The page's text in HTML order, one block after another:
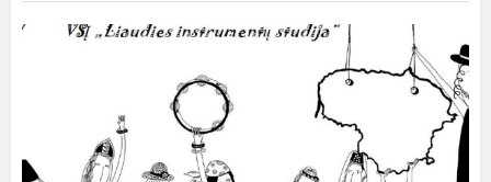
Projekto
mėnesio